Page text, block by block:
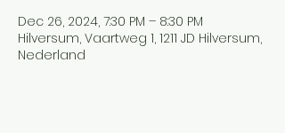
Dec 26, 2024, 7:30 PM – 8:30 PM
Hilversum, Vaartweg 1, 1211 JD Hilversum,
Nederland